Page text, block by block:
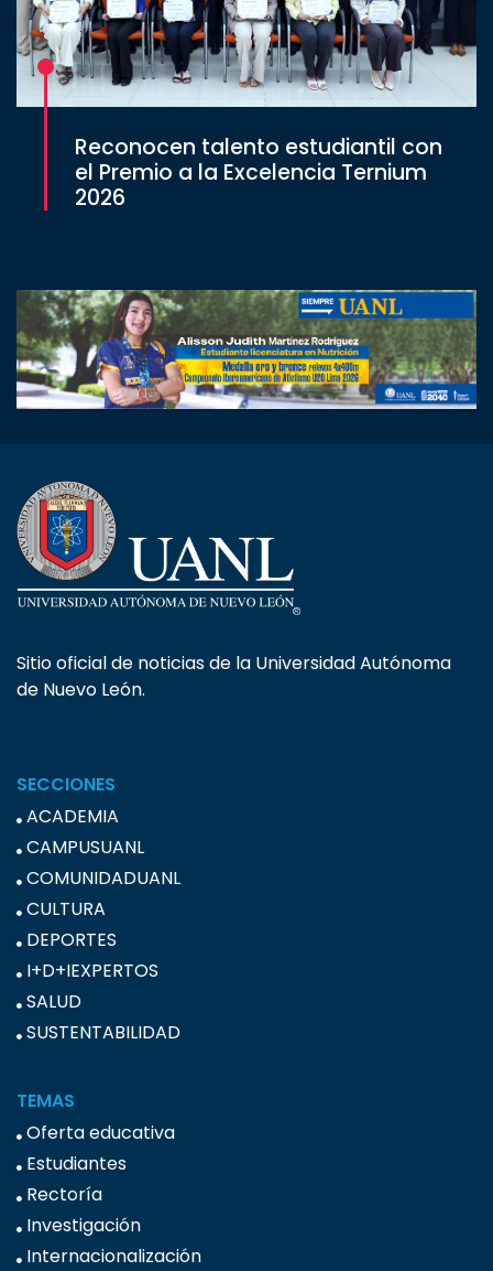
Reconocen talento estudiantil con
el Premio a la Excelencia Ternium
2026
Sitio oficial de noticias de la Universidad Autónoma
de Nuevo León.
SECCIONES
ACADEMIA
CAMPUSUANL
COMUNIDADUANL
CULTURA
DEPORTES
I+D+IEXPERTOS
SALUD
SUSTENTABILIDAD
TEMAS
Oferta educativa
Estudiantes
Rectoría
Investigación
Internacionalización